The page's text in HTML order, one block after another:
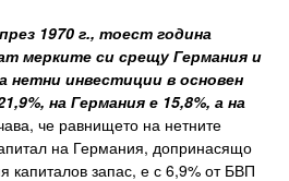
през 1970 г., тоест година
мерките си срещу Германия и
нетни инвестиции в основен
на Германия е 15,8%, а на
че равнището на нетните
на Германия, допринасящо
капиталов запас, е с 6,9% от БВП